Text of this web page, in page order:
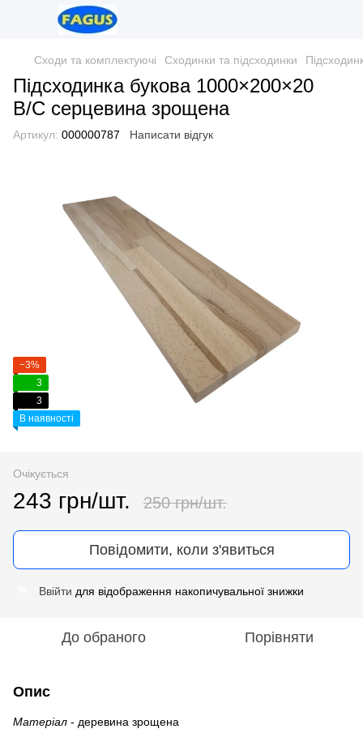
Сходи та комплектуючі Сходинки та підсходинки
Підсходинка букова 1000×200×20
B/C серцевина зрощена
Артикул: 000000787 Написати відгук
−3%
3
3
В наявності
Очікується
243 грн/шт. 250 грн/шт.
Повідомити, коли з'явиться
Ввійти для відображення накопичувальної знижки
До обраного Порівняти
Опис
Матеріал - деревина зрощена